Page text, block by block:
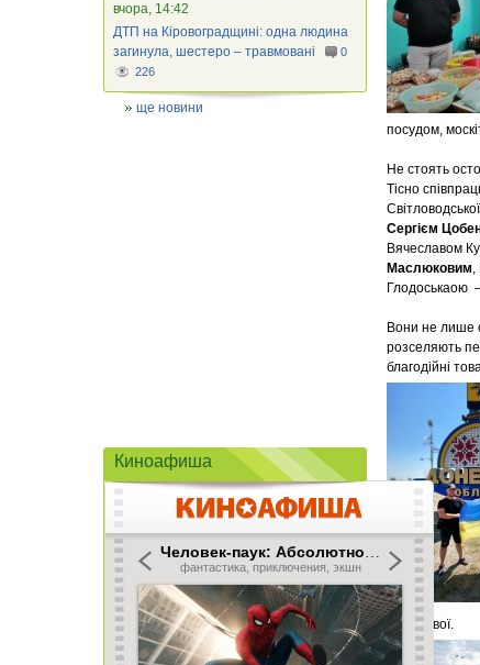
посудом,
Не стоять
Тісно
Сергієм
Вячеславом
Маслюковим,
Глодоськаою
Вони не лише
розселяють
благодійні
передової.
вчора, 14:42
ДТП на Кіровоградщині: одна людина
загинула, шестеро – травмовані
0
226
ще новини
Киноафиша